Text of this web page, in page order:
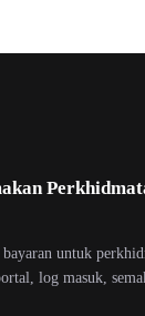
untuk
log masuk,